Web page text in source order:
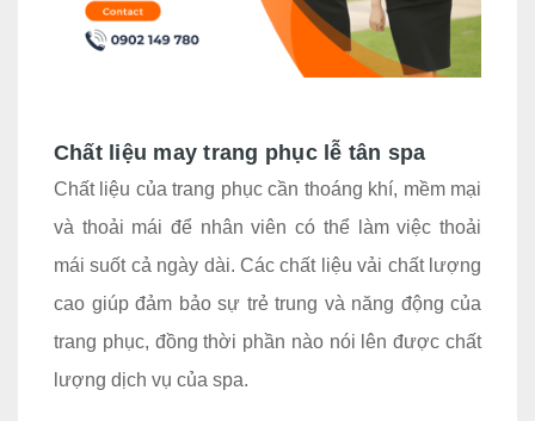
Chất liệu may trang phục lễ tân spa
Chất liệu của trang phục cần thoáng khí, mềm mại
và thoải mái để nhân viên có thể làm việc thoải
mái suốt cả ngày dài. Các chất liệu vải chất lượng
cao giúp đảm bảo sự trẻ trung và năng động của
trang phục, đồng thời phần nào nói lên được chất
lượng dịch vụ của spa.